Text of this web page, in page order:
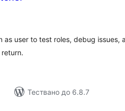
as user to test roles, debug issues,
Тествано до 6.8.7